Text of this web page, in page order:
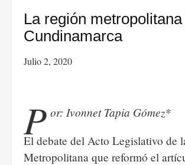
de
AMLO
Estados
político,
de
La región
Cundinamarca
Julio 2, 2020
P or: Ivonnet Tapia Gómez*
El debate del Acto Legislativo de
Metropolitana que reformó el